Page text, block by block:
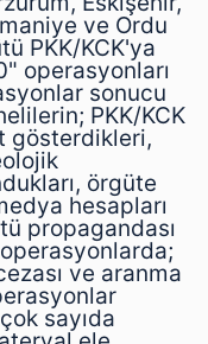
ve Ordu
PKK/KCK'ya
operasyonları
sonucu
PKK/KCK
gösterdikleri,
örgüte
hesapları
propagandası
ve aranma
sayıda